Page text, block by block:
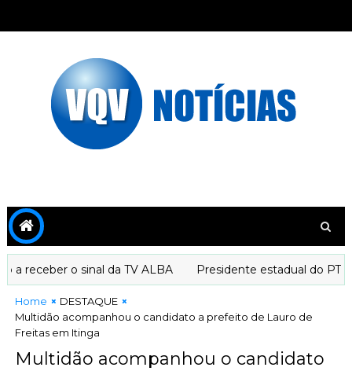
o sinal da TV ALBA Presidente estadual do PT
Home
DESTAQUE
Multidão acompanhou o candidato a prefeito de Lauro de
Freitas em Itinga
Multidão acompanhou o candidato